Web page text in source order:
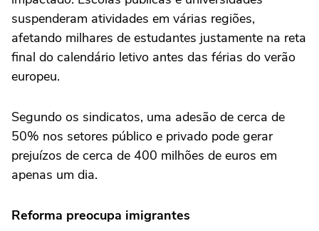
suspenderam atividades em várias regiões,
afetando milhares de estudantes justamente na reta
final do calendário letivo antes das férias do verão
europeu.
Segundo os sindicatos, uma adesão de cerca de
50% nos setores público e privado pode gerar
prejuízos de cerca de 400 milhões de euros em
apenas um dia.
Reforma preocupa imigrantes